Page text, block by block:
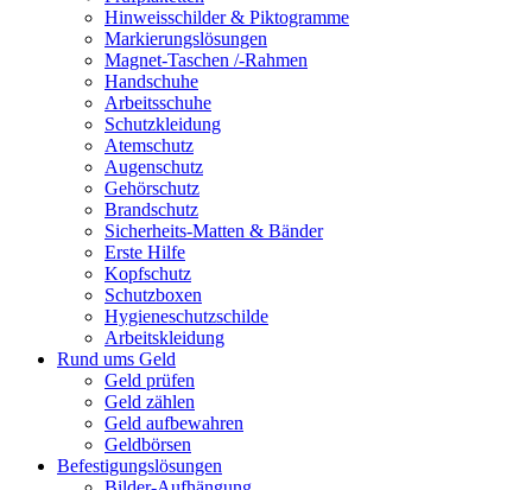
Hinweisschilder & Piktogramme
Markierungslösungen
Magnet-Taschen /-Rahmen
Handschuhe
Arbeitsschuhe
Schutzkleidung
Atemschutz
Augenschutz
Gehörschutz
Brandschutz
Sicherheits-Matten & Bänder
Erste Hilfe
Kopfschutz
Schutzboxen
Hygieneschutzschilde
Arbeitskleidung
Rund ums Geld
Geld prüfen
Geld zählen
Geld aufbewahren
Geldbörsen
Befestigungslösungen